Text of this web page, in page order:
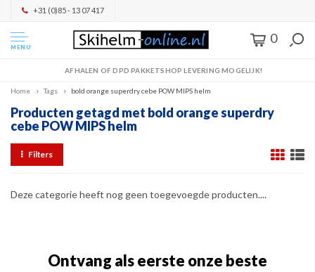
+31 (0)85 - 13 07 417
MENU
0
AFHALEN OF DPD PAKKETSHOP LEVERING MOGELIJK!
Home Tags bold orange superdry cebe POW MIPS helm
Producten getagd met bold orange superdry
cebe POW MIPS helm
Filters
Deze categorie heeft nog geen toegevoegde producten....
Ontvang als eerste onze beste